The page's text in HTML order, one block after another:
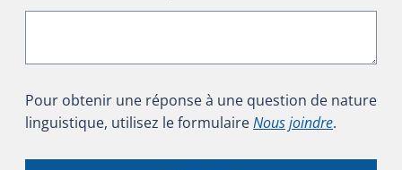
Pour obtenir une réponse à une question de nature
linguistique, utilisez le formulaireNous joindre.